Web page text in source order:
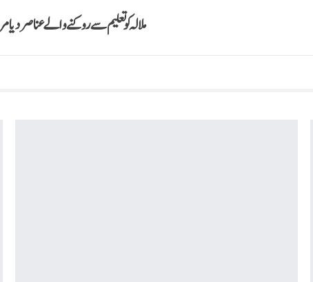
ملالہ کو تعلیم سے روکنے والے عناصر